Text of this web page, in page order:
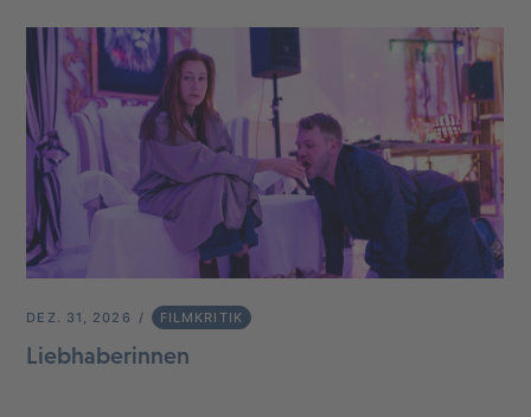
DEZ. 31, 2026 FILMKRITIK
Liebhaberinnen